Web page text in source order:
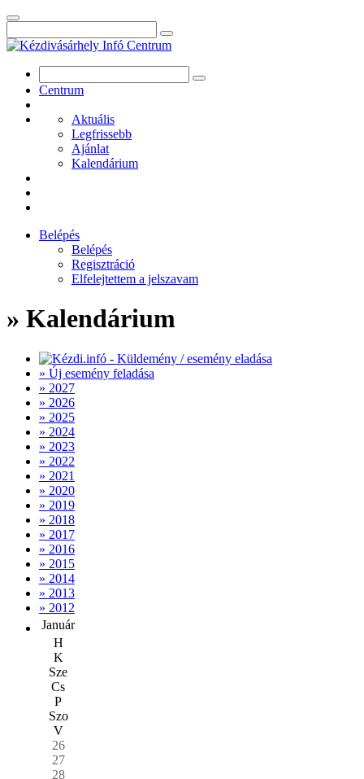
Centrum
Aktuális
Legfrissebb
Ajánlat
Kalendárium
Belépés
Belépés
Regisztráció
Elfelejtettem a jelszavam
» Kalendárium
» Új esemény feladása
» 2027
» 2026
» 2025
» 2024
» 2023
» 2022
» 2021
» 2020
» 2019
» 2018
» 2017
» 2016
» 2015
» 2014
» 2013
» 2012
Január
H
K
Sze
Cs
P
Szo
V
26
27
28